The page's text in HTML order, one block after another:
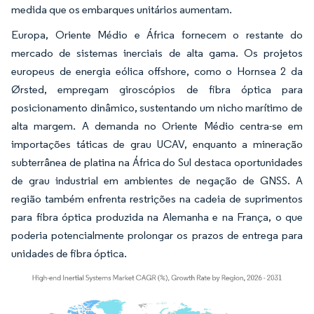
medida que os embarques unitários aumentam.
Europa, Oriente Médio e África fornecem o restante do
mercado de sistemas inerciais de alta gama. Os projetos
europeus de energia eólica offshore, como o Hornsea 2 da
Ørsted, empregam giroscópios de fibra óptica para
posicionamento dinâmico, sustentando um nicho marítimo de
alta margem. A demanda no Oriente Médio centra-se em
importações táticas de grau UCAV, enquanto a mineração
subterrânea de platina na África do Sul destaca oportunidades
de grau industrial em ambientes de negação de GNSS. A
região também enfrenta restrições na cadeia de suprimentos
para fibra óptica produzida na Alemanha e na França, o que
poderia potencialmente prolongar os prazos de entrega para
unidades de fibra óptica.